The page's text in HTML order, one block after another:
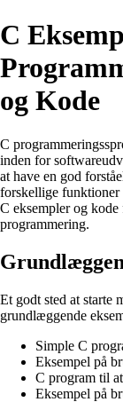
C
og Kode
C
inden for
at have en god
forskellige
C eksempler og
programmering.
Et godt sted at starte
grundlæggende
Simple C
Eksempel på
C program til
Eksempel på